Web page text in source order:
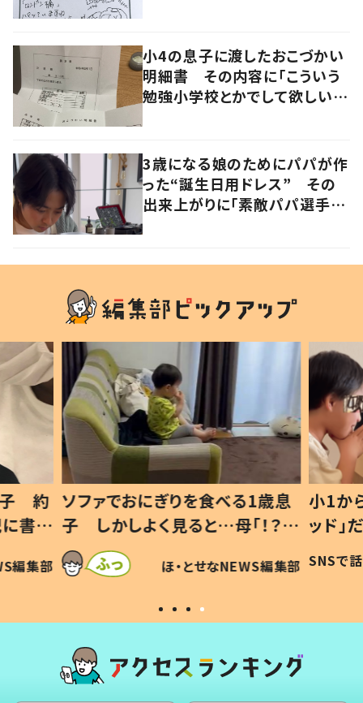
小4の息子に渡したおこづかい
明細書 その内容に「こういう
勉強小学校とかでして欲しい」
3歳になる娘のためにパパが作
った“誕生日用ドレス” その
出来上がりに「素敵パパ選手権
歳息
？」
編集部
小1から不登校、息子は「ギフテ
ッド」だった 父が“ウチ給食”を
作り続ける理由とは #令和の親
#令和の子
SNSで話題 ほ・とせなNEWS編集部
ひ孫
が、抱
「涙
い」